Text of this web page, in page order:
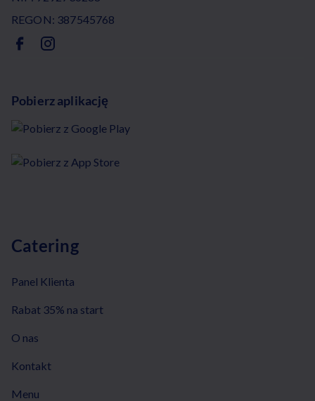
REGON: 387545768
Pobierz aplikację
Catering
Panel Klienta
Rabat 35% na start
O nas
Kontakt
Menu